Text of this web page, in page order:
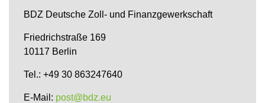
BDZ Deutsche Zoll- und Finanzgewerkschaft
Friedrichstraße 169
10117 Berlin
Tel.: +49 30 863247640
E-Mail: post@bdz.eu